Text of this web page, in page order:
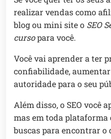
realizar vendas como
blog ou mini site o SEO
cursopara você.
Você vai aprender a ter
confiabilidade,
autoridade para o seu
Além disso, o SEO você
mas em toda plataforma
buscas para encontrar o